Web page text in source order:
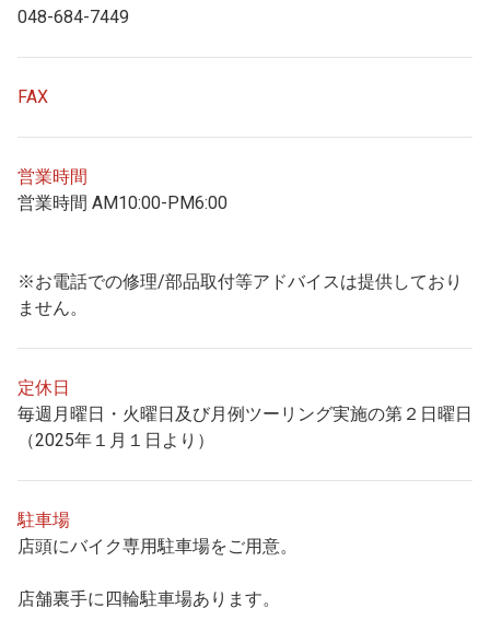
048-684-7449
FAX
営業時間
営業時間 AM10:00-PM6:00
※お電話での修理/部品取付等アドバイスは提供しており
ません。
定休日
毎週月曜日・火曜日及び月例ツーリング実施の第２日曜日
（2025年１月１日より）
駐車場
店頭にバイク専用駐車場をご用意。
店舗裏手に四輪駐車場あります。